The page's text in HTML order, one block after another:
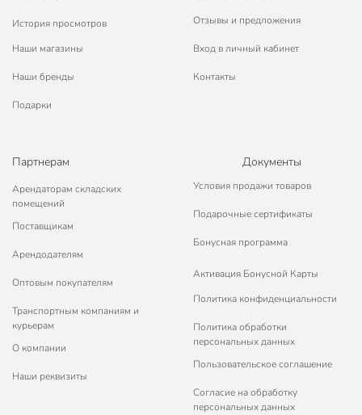
История просмотров
Наши магазины
Наши бренды
Подарки
Отзывы и предложения
Вход в личный кабинет
Контакты
Партнерам
Арендаторам складских
помещений
Поставщикам
Арендодателям
Оптовым покупателям
Транспортным компаниям и
курьерам
О компании
Наши реквизиты
Документы
Условия продажи товаров
Подарочные сертификаты
Бонусная программа
Активация Бонусной Карты
Политика конфиденциальности
Политика обработки
персональных данных
Пользовательское соглашение
Согласие на обработку
персональных данных